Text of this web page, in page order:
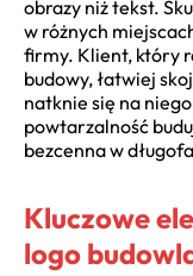
obrazy niż tekst.
w różnych
firmy. Klient, który
budowy, łatwiej
natknie się na
powtarzalność
bezcenna w
Kluczowe
logo